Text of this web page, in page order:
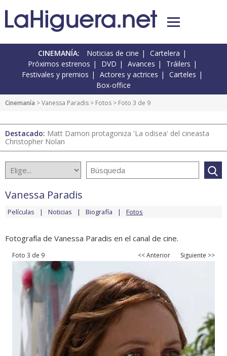
CINEMANÍA: Noticias de cine
Cartelera
Próximos estrenos
DVD Avances
Tráilers
Festivales y premios
Actores y actrices
Carteles
Box-office
Cinemanía >Vanessa Paradis > Fotos > Foto 3 de 9
Destacado: Matt Damon protagoniza 'La odisea' del cineasta
Christopher Nolan
Vanessa Paradis
Películas Noticias Biografía Fotos
Fotografía de Vanessa Paradis en el canal de cine.
Foto 3 de 9 << Anterior Siguiente >>